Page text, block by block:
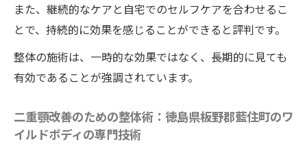
また、継続的なケアと自宅でのセルフケアを合わせるこ
とで、持続的に効果を感じることができると評判です。
整体の施術は、一時的な効果ではなく、長期的に見ても
有効であることが強調されています。
二重顎改善のための整体術：徳島県板野郡藍住町のワ
イルドボディの専門技術